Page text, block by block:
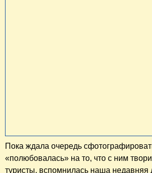
Пока ждала очередь
«полюбовалась» на то, что с ним
туристы, вспомнилась наша недавняя